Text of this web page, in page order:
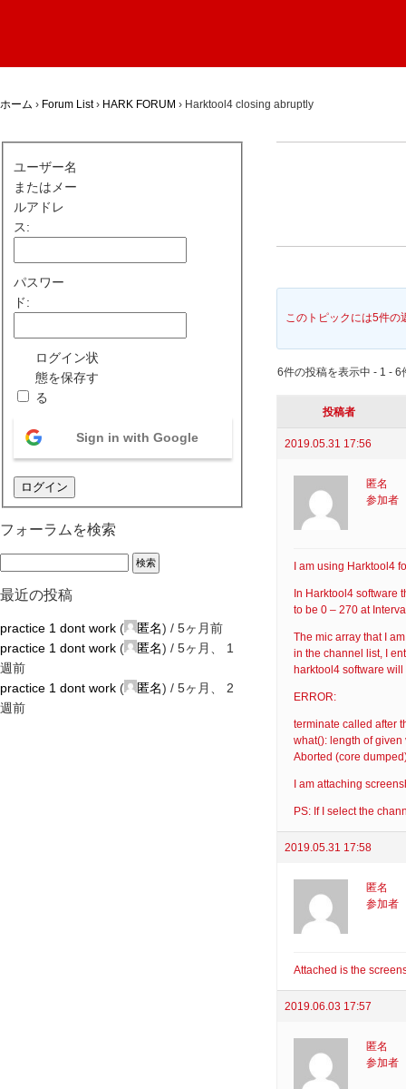
ホーム › Forum List › HARK FORUM › Harktool4 closing abruptly
このトピックには5件の
6件の投稿を表示中 - 1 - 6
投稿者
2019.05.31 17:56
匿名
参加者
I am using Harktool4
In Harktool4 software
to be 0 – 270 at
The mic array that I
in the channel list, I
harktool4 software
ERROR:
terminate called after
what(): length of given
Aborted (core
I am attaching
PS: If I select the
2019.05.31 17:58
匿名
参加者
Attached is the
2019.06.03 17:57
匿名
参加者
ユーザー名
またはメー
ルアドレ
ス:
パスワー
ド:
ログイン状
態を保存す
る
Sign in with Google
ログイン
フォーラムを検索
最近の投稿
practice 1 dont work ( 匿名) / 5ヶ月前
practice 1 dont work ( 匿名) / 5ヶ月、 1
週前
practice 1 dont work ( 匿名) / 5ヶ月、 2
週前